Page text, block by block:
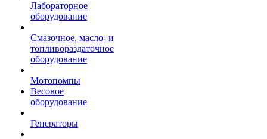
Лабораторное
оборудование
Смазочное, масло- и
топливораздаточное
оборудование
Мотопомпы
Весовое
оборудование
Генераторы